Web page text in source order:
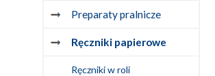
Preparaty pralnicze
Ręczniki papierowe
Ręczniki w roli